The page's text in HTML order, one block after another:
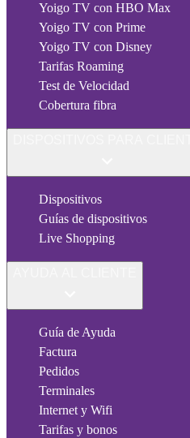
Yoigo TV con HBO Max
Yoigo TV con Prime
Yoigo TV con Disney
Tarifas Roaming
Test de Velocidad
Cobertura fibra
Dispositivos
Guías de dispositivos
Live Shopping
Guía de Ayuda
Factura
Pedidos
Terminales
Internet y Wifi
Tarifas y bonos